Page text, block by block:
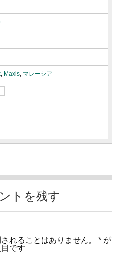
, Maxis, マレーシア
トを残す
れることはありません。 * が
です